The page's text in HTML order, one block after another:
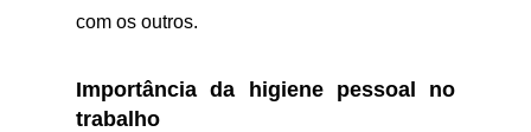
com os outros.
Importância da higiene pessoal no
trabalho